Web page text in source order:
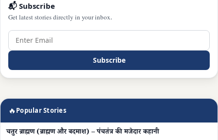
📬 Subscribe
Get latest stories directly in your inbox.
Subscribe
🔥 Popular Stories
चतुर ब्राह्मण (ब्राह्मण और बदमाश) – पंचतंत्र की मजेदार कहानी